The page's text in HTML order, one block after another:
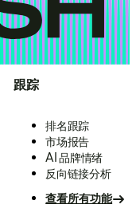
跟踪
排名跟踪
市场报告
AI 品牌情绪
反向链接分析
查看所有功能